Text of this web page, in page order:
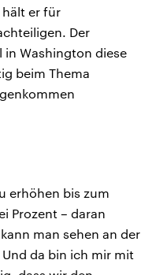
hält er für
Der
Washington diese
beim Thema
erhöhen bis zum
Prozent – daran
man sehen an der
da bin ich mir mit